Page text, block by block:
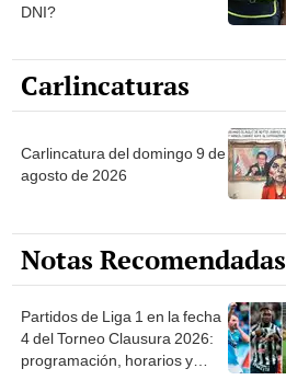
DNI?
Carlincaturas
Carlincatura del domingo 9 de
agosto de 2026
Notas Recomendadas
Partidos de Liga 1 en la fecha
4 del Torneo Clausura 2026:
programación, horarios y